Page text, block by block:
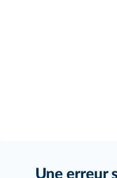
Une erreur